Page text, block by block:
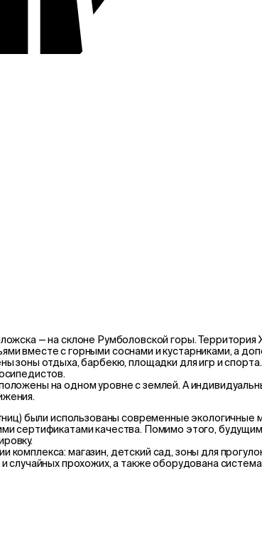
— на склоне Румболовской горы.
вместе с горными соснами и кустарниками, а
зоны отдыха, барбекю, площадки для игр и
на одном уровне с землей. А
были использованы современные
сертификатами качества. Помимо этого,
магазин, детский сад, зоны для
прохожих, а также оборудована